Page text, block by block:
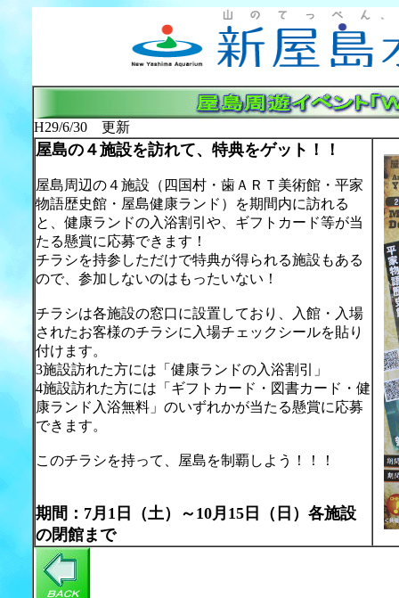
H29/6/30 更新
屋島の４施設を訪れて、特典をゲット！！
屋島周辺の４施設（四国村・歯ＡＲＴ美術館・平家
物語歴史館・屋島健康ランド）を期間内に訪れる
と、健康ランドの入浴割引や、ギフトカード等が当
たる懸賞に応募できます！
チラシを持参しただけで特典が得られる施設もある
ので、参加しないのはもったいない！
チラシは各施設の窓口に設置しており、入館・入場
されたお客様のチラシに入場チェックシールを貼り
付けます。
3施設訪れた方には「健康ランドの入浴割引」
4施設訪れた方には「ギフトカード・図書カード・健
康ランド入浴無料」のいずれかが当たる懸賞に応募
できます。
このチラシを持って、屋島を制覇しよう！！！
期間：7月1日（土）～10月15日（日）各施設
の閉館まで